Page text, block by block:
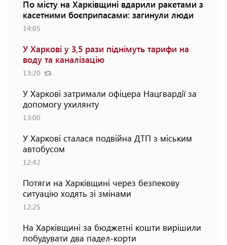
По місту на Харківщині вдарили ракетами з
касетними боєприпасами: загинули люди
14:05
У Харкові у 3,5 рази піднімуть тарифи на
воду та каналізацію
13:20
У Харкові затримали офіцера Нацгвардії за
допомогу ухилянту
13:00
У Харкові сталася подвійна ДТП з міським
автобусом
12:42
Потяги на Харківщині через безпекову
ситуацію ходять зі змінами
12:25
На Харківщині за бюджетні кошти вирішили
побудувати два падел-корти